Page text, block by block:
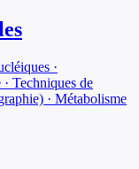
·
Techniques de
· Métabolisme